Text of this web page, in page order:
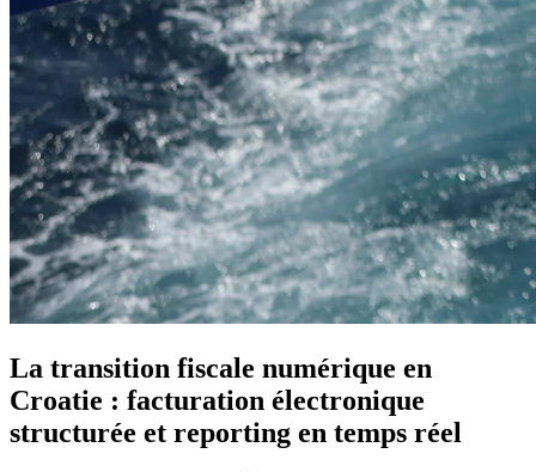
La transition fiscale numérique en
Croatie : facturation électronique
structurée et reporting en temps réel